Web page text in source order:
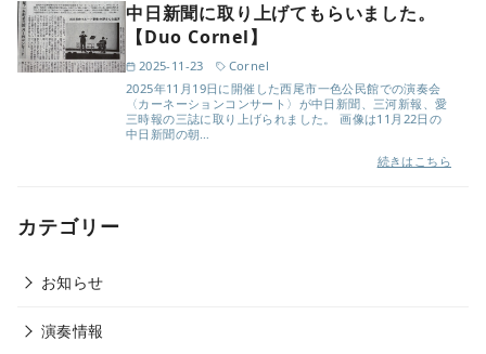
中日新聞に取り上げてもらいました。
【Duo Cornel】
2025-11-23
Cornel
2025年11月19日に開催した西尾市一色公民館での演奏会
〈カーネーションコンサート〉が中日新聞、三河新報、愛
三時報の三誌に取り上げられました。 画像は11月22日の
中日新聞の朝…
続きはこちら
カテゴリー
お知らせ
演奏情報